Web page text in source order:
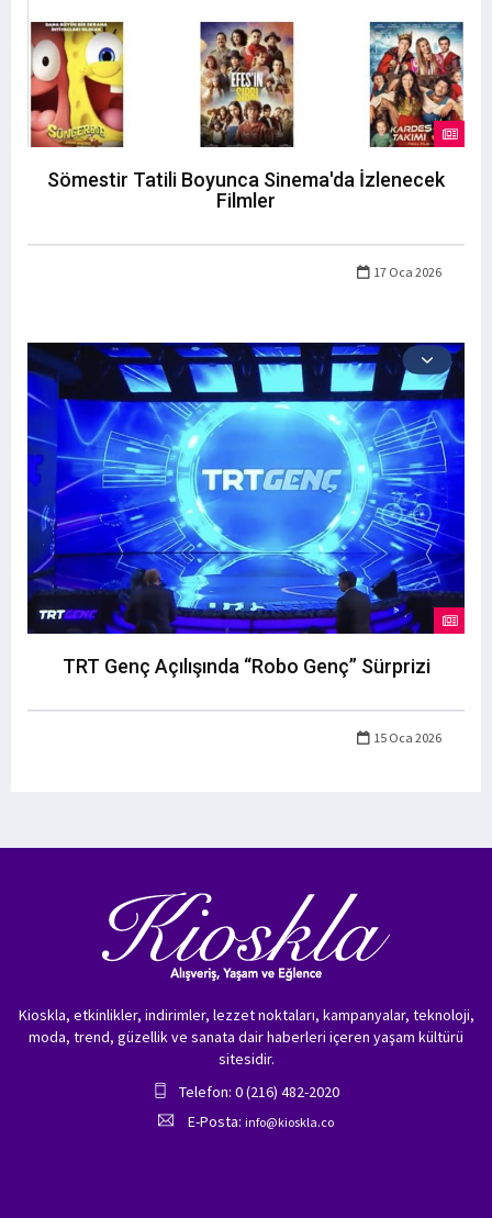
Sömestir Tatili Boyunca Sinema'da İzlenecek
Filmler
17 Oca 2026
TRT Genç Açılışında “Robo Genç” Sürprizi
15 Oca 2026
Kioskla, etkinlikler, indirimler, lezzet noktaları, kampanyalar, teknoloji,
moda, trend, güzellik ve sanata dair haberleri içeren yaşam kültürü
sitesidir.
Telefon: 0 (216) 482-2020
E-Posta: info@kioskla.co